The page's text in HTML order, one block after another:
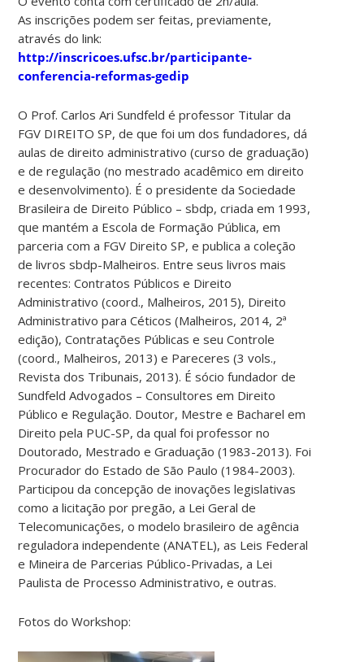
As inscrições podem ser feitas, previamente,
através do link:
http://inscricoes.ufsc.br/participante-
conferencia-reformas-gedip
O Prof. Carlos Ari Sundfeld é professor Titular da
FGV DIREITO SP, de que foi um dos fundadores, dá
aulas de direito administrativo (curso de graduação)
e de regulação (no mestrado acadêmico em direito
e desenvolvimento). É o presidente da Sociedade
Brasileira de Direito Público – sbdp, criada em 1993,
que mantém a Escola de Formação Pública, em
parceria com a FGV Direito SP, e publica a coleção
de livros sbdp-Malheiros. Entre seus livros mais
recentes: Contratos Públicos e Direito
Administrativo (coord., Malheiros, 2015), Direito
Administrativo para Céticos (Malheiros, 2014, 2ª
edição), Contratações Públicas e seu Controle
(coord., Malheiros, 2013) e Pareceres (3 vols.,
Revista dos Tribunais, 2013). É sócio fundador de
Sundfeld Advogados – Consultores em Direito
Público e Regulação. Doutor, Mestre e Bacharel em
Direito pela PUC-SP, da qual foi professor no
Doutorado, Mestrado e Graduação (1983-2013). Foi
Procurador do Estado de São Paulo (1984-2003).
Participou da concepção de inovações legislativas
como a licitação por pregão, a Lei Geral de
Telecomunicações, o modelo brasileiro de agência
reguladora independente (ANATEL), as Leis Federal
e Mineira de Parcerias Público-Privadas, a Lei
Paulista de Processo Administrativo, e outras.
Fotos do Workshop: